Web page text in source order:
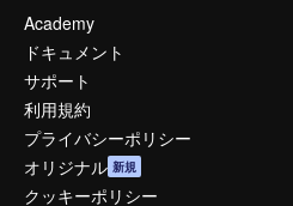
Academy
ドキュメント
サポート
利用規約
プライバシーポリシー
オリジナル 新規
クッキーポリシー